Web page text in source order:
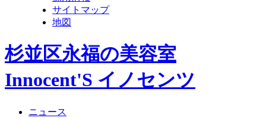
サイトマップ
地図
杉並区永福の美容室
Innocent'S イノセンツ
ニュース